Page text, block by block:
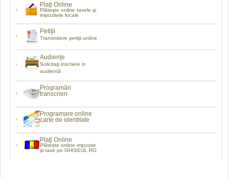
Plaţi Online
Plăteşte online taxele şi
impozitele locale
Petiţii
Transmitere petiţii online
Audienţe
Solicitaţi inscriere in
audientă
Programări
transcrieri
Programare online
carte de identitate
Plaţi Online
Plătește online impozite
şi taxe pe GHISEUL.RO